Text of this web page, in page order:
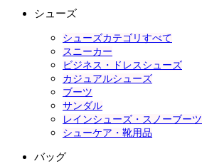
シューズ
シューズカテゴリすべて
スニーカー
ビジネス・ドレスシューズ
カジュアルシューズ
ブーツ
サンダル
レインシューズ・スノーブーツ
シューケア・靴用品
バッグ